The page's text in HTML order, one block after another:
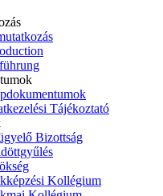
Tájékoztató
Bizottság
Kollégium